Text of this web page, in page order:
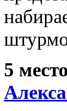
5 место